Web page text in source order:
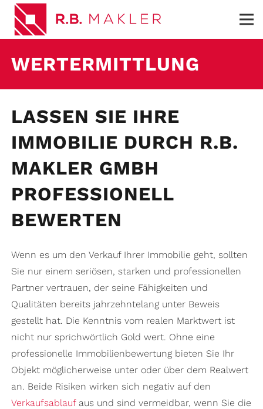
WERTERMITTLUNG
LASSEN SIE IHRE
IMMOBILIE DURCH R.B.
MAKLER GMBH
PROFESSIONELL
BEWERTEN
Wenn es um den Verkauf Ihrer Immobilie geht, sollten
Sie nur einem seriösen, starken und professionellen
Partner vertrauen, der seine Fähigkeiten und
Qualitäten bereits jahrzehntelang unter Beweis
gestellt hat. Die Kenntnis vom realen Marktwert ist
nicht nur sprichwörtlich Gold wert. Ohne eine
professionelle Immobilienbewertung bieten Sie Ihr
Objekt möglicherweise unter oder über dem Realwert
an. Beide Risiken wirken sich negativ auf den
Verkaufsablaufaus und sind vermeidbar, wenn Sie die